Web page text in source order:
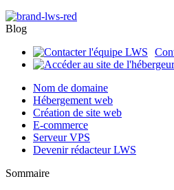
Blog
Nom de domaine
Hébergement web
Création de site web
E-commerce
Serveur VPS
Devenir rédacteur LWS
Sommaire